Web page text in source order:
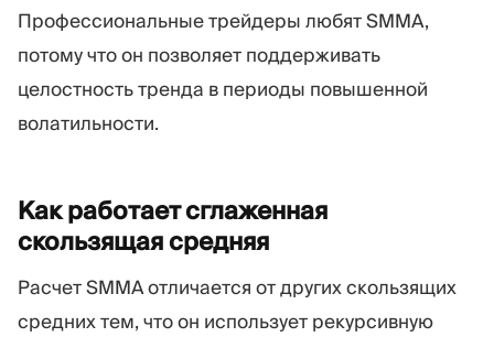
Профессиональные трейдеры любят SMMA,
потому что он позволяет поддерживать
целостность тренда в периоды повышенной
волатильности.
Как работает сглаженная
скользящаясредняя
Расчет SMMA отличается от других скользящих
средних тем, что он использует рекурсивную